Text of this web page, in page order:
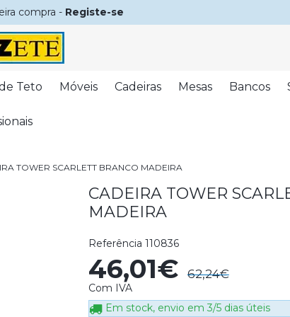
compra - Registe-se
Teto Móveis Cadeiras Mesas Bancos
TOWER SCARLETT BRANCO MADEIRA
CADEIRA TOWER
MADEIRA
Referência 110836
46,01€ 62,24€
Com IVA
Em stock, envio em 3/5 dias úteis